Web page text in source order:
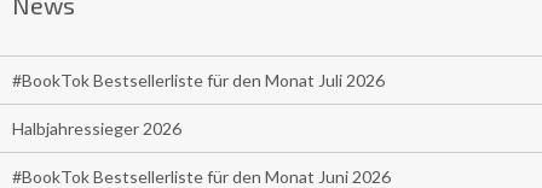
#BookTok Bestsellerliste für den Monat Juli 2026
Halbjahressieger 2026
#BookTok Bestsellerliste für den Monat Juni 2026